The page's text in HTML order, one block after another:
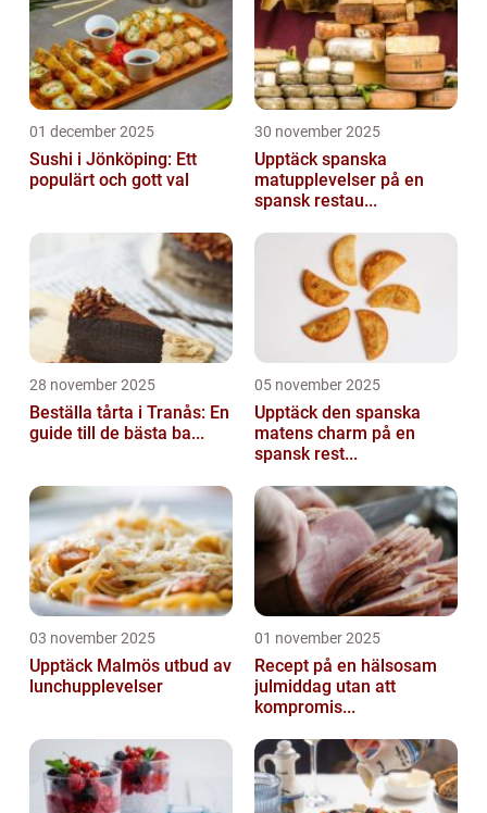
01 december 2025
Sushi i Jönköping: Ett
populärt och gott val
30 november 2025
Upptäck spanska
matupplevelser på en
spansk restau...
28 november 2025
Beställa tårta i Tranås: En
guide till de bästa ba...
05 november 2025
Upptäck den spanska
matens charm på en
spansk rest...
03 november 2025
Upptäck Malmös utbud av
lunchupplevelser
01 november 2025
Recept på en hälsosam
julmiddag utan att
kompromis...